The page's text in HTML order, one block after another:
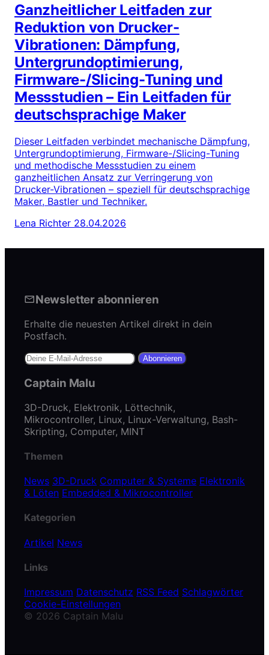
Ganzheitlicher Leitfaden zur
Reduktion von Drucker-
Vibrationen: Dämpfung,
Untergrundoptimierung,
Firmware-/Slicing-Tuning und
Messstudien – Ein Leitfaden für
deutschsprachige Maker
Dieser Leitfaden verbindet mechanische Dämpfung,
Untergrundoptimierung, Firmware-/Slicing-Tuning
und methodische Messstudien zu einem
ganzheitlichen Ansatz zur Verringerung von
Drucker-Vibrationen – speziell für deutschsprachige
Maker, Bastler und Techniker.
Lena Richter 28.04.2026
Newsletter abonnieren
Erhalte die neuesten Artikel direkt in dein
Postfach.
Abonnieren
Captain Malu
3D-Druck, Elektronik, Löttechnik,
Mikrocontroller, Linux, Linux-Verwaltung, Bash-
Skripting, Computer, MINT
Themen
News 3D-Druck Computer & Systeme Elektronik
& Löten Embedded & Mikrocontroller
Kategorien
Artikel News
Links
Impressum Datenschutz RSS Feed Schlagwörter
Cookie-Einstellungen
© 2026 Captain Malu